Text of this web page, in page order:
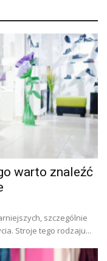
warto znaleźć
szczególnie
Stroje tego rodzaju...